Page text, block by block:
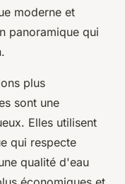
moderne et
panoramique qui
plus
sont une
Elles utilisent
qui respecte
qualité d'eau